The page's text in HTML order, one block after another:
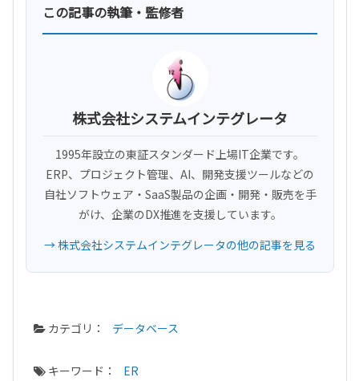
この記事の執筆・監修者
株式会社システムインテグレータ
1995年設立の東証スタンダード上場IT企業です。
ERP、プロジェクト管理、AI、開発支援ツールなどの
自社ソフトウェア・SaaS製品の企画・開発・販売を手
がけ、企業のDX推進を支援しています。
→ 株式会社システムインテグレータの他の記事を見る
カテゴリ： データベース
キーワード： ER